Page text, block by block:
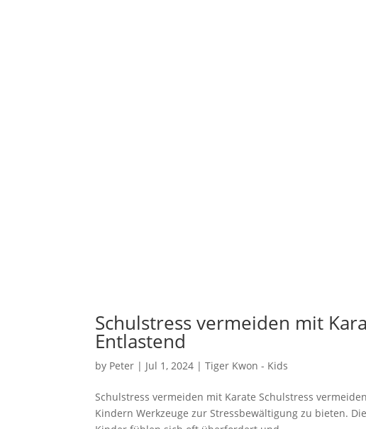
Schulstress vermeiden mit
Entlastend
by Peter | Jul 1, 2024 |Tiger Kwon - Kids
Schulstress vermeiden mit Karate Schulstress
Kindern Werkzeuge zur Stressbewältigung zu bieten.